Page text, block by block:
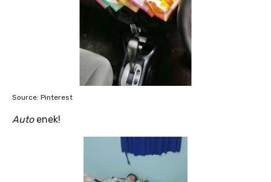
Source: Pinterest
Auto enek!